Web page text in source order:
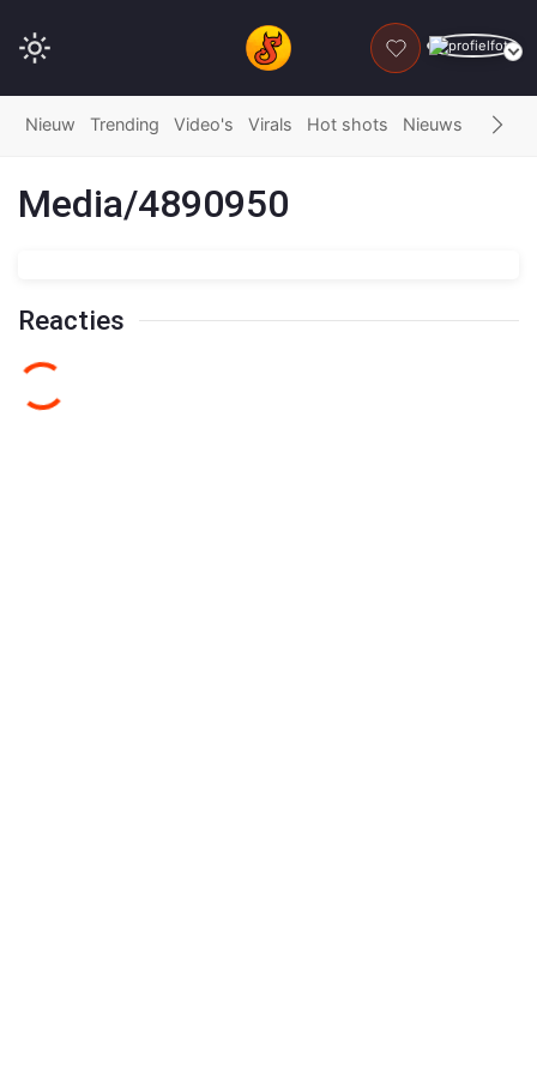
DONEER
Nieuw Trending Video's Virals Hot shots Nieuws Fails
Media/4890950
Reacties